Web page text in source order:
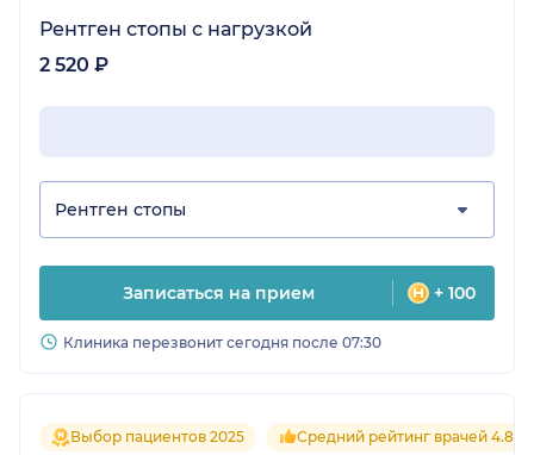
Рентген стопы с нагрузкой
2 520 ₽
Рентген стопы
Записаться на прием + 100
Клиника перезвонит сегодня после 07:30
Выбор пациентов 2025 Средний рейтинг врачей 4.8